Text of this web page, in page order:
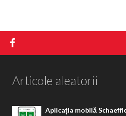
Articole aleatorii
Aplicația mobilă